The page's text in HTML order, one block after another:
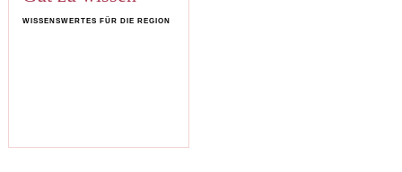
WISSENSWERTES FÜR DIE REGION